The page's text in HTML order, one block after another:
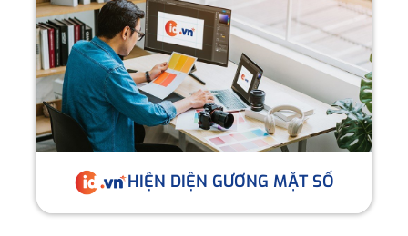
HIỆN DIỆN GƯƠNG MẶT SỐ